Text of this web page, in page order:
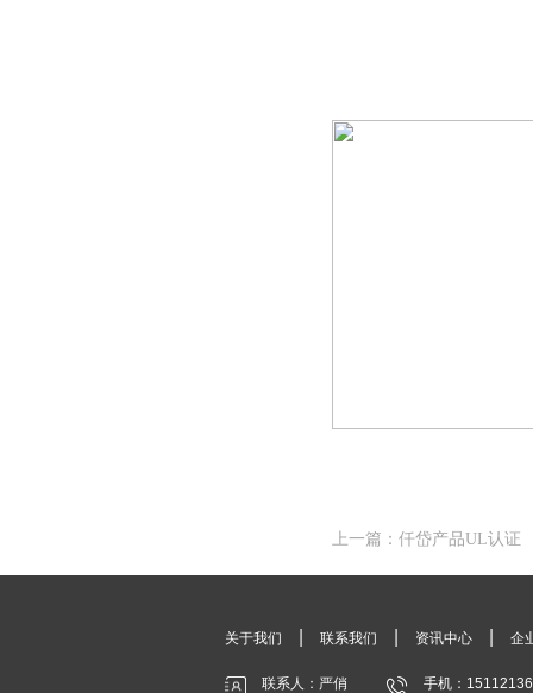
上一篇：仟岱产品UL认证
关于我们 联系我们 资讯中心 企
联系人：严俏 手机：